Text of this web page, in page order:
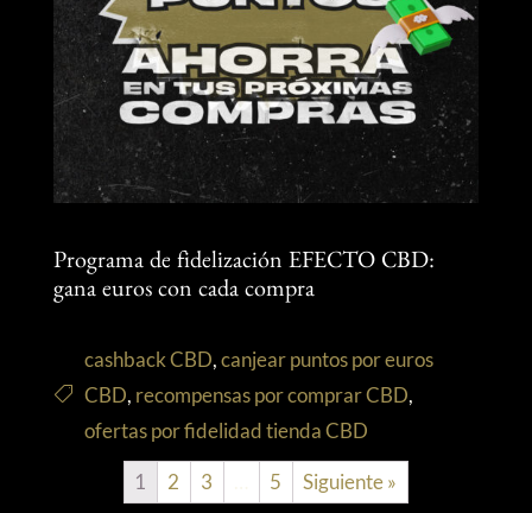
Programa de fidelización EFECTO CBD:
gana euros con cada compra
cashback CBD,canjear puntos por euros
CBD, recompensas por comprar CBD,
ofertas por fidelidad tienda CBD
1 2 3 5 Siguiente »